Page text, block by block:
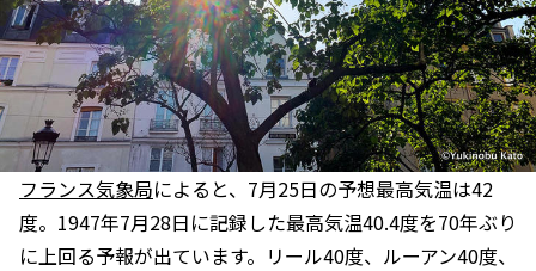
フランス気象局によると、7月25日の予想最高気温は42
度。1947年7月28日に記録した最高気温40.4度を70年ぶり
に上回る予報が出ています。リール40度、ルーアン40度、